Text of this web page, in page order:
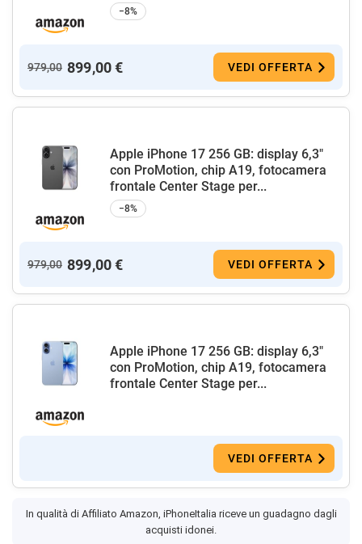
−8%
979,00 899,00 € VEDI OFFERTA
Apple iPhone 17 256 GB: display 6,3"
con ProMotion, chip A19, fotocamera
frontale Center Stage per...
−8%
979,00 899,00 € VEDI OFFERTA
Apple iPhone 17 256 GB: display 6,3"
con ProMotion, chip A19, fotocamera
frontale Center Stage per...
VEDI OFFERTA
In qualità di Affiliato Amazon, iPhoneItalia riceve un guadagno dagli
acquisti idonei.